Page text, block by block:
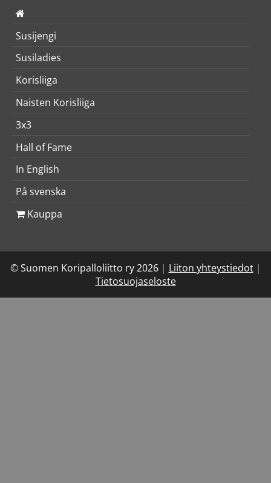
Susijengi
Susiladies
Korisliiga
Naisten Korisliiga
3x3
Hall of Fame
In English
På svenska
Kauppa
© Suomen Koripalloliitto ry 2026 | Liiton yhteystiedot |
Tietosuojaseloste